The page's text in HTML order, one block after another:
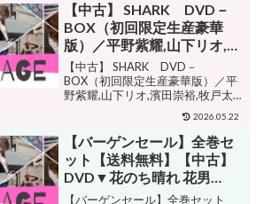
【中古】 SHARK DVD－
BOX（初回限定生産豪華
版）／平野紫耀,山下リオ,濱
田崇裕,牧戸太郎（音楽）
【中古】 SHARK DVD－
BOX（初回限定生産豪華版）／平
野紫耀,山下リオ,濱田崇裕,牧戸太
郎（音楽） 販売価格¥33,000ショ
ップ名ブックオフ 楽天市場店ジャ
ンルその他購入する 【DVD】平野
紫耀,山下リオ,濱田崇裕,牧戸太郎
（音楽...
2026.05.22
【バーゲンセール】全巻セ
ット【送料無料】【中古】
DVD▼花のち晴れ 花男
Next Season(6枚セット)第1
【バーゲンセール】全巻セット